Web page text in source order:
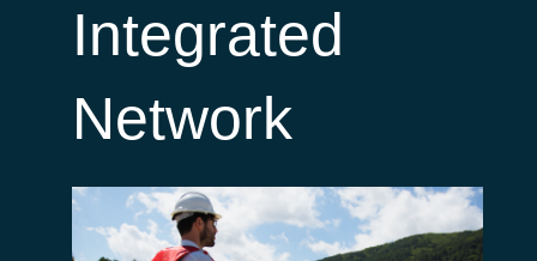
Integrated
Network